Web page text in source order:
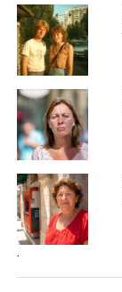
.